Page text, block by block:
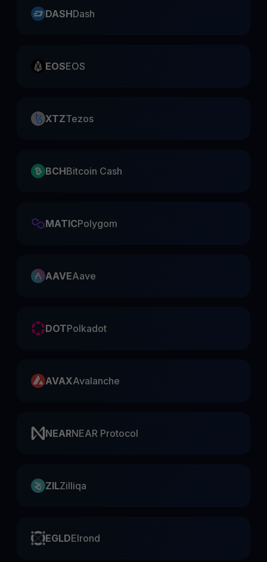
DASHDash
EOSEOS
XTZTezos
BCHBitcoin Cash
MATICPolygom
AAVEAave
DOTPolkadot
AVAXAvalanche
NEARNEAR Protocol
ZILZilliqa
EGLDElrond